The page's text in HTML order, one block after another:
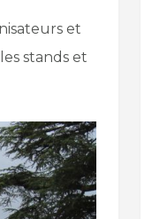
et
stands et